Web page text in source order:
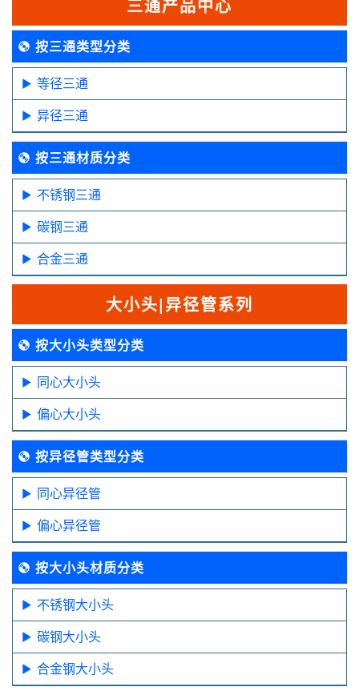
三通产品中心
按三通类型分类
等径三通
异径三通
按三通材质分类
不锈钢三通
碳钢三通
合金三通
大小头|异径管系列
按大小头类型分类
同心大小头
偏心大小头
按异径管类型分类
同心异径管
偏心异径管
按大小头材质分类
不锈钢大小头
碳钢大小头
合金钢大小头